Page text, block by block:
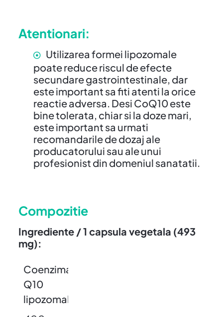
Atentionari:
Utilizarea formei lipozomale
poate reduce riscul de efecte
secundare gastrointestinale, dar
este important sa fiti atenti la orice
reactie adversa. Desi CoQ10 este
bine tolerata, chiar si la doze mari,
este important sa urmati
recomandarile de dozaj ale
producatorului sau ale unui
profesionist din domeniul sanatatii.
Compozitie
Ingrediente / 1 capsula vegetala (493
mg):
Coenzima
Q10
lipozomala